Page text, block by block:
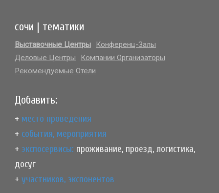
сочи | тематики
Выставочные Центры
Конференц-Залы
Деловые Центры
Компании Организаторы
Рекомендуемые Отели
Добавить:
+ место проведения
+ события, мероприятия
+ экспосервисы: проживание, проезд, логистика,
досуг
+ участников, экспонентов